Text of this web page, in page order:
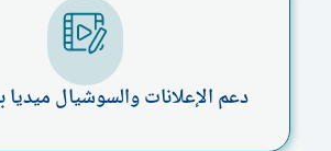
دعم الإعلانات والسوشيال